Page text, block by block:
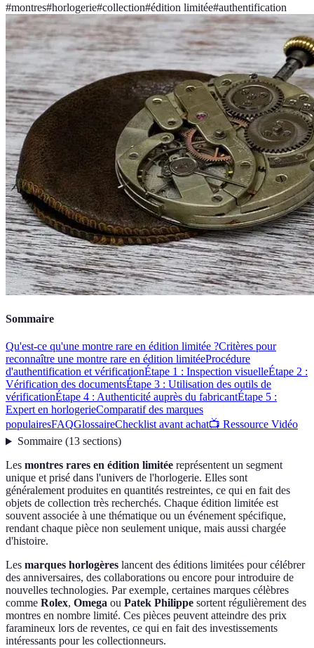
#montres#horlogerie#collection#édition limitée#authentification
Sommaire
Qu'est-ce qu'une montre rare en édition limitée ?Critères pour
reconnaître une montre rare en édition limitéeProcédure
d'authentification et vérificationÉtape 1 : Inspection visuelleÉtape 2 :
Vérification des documentsÉtape 3 : Utilisation des outils de
vérificationÉtape 4 : Authenticité auprès du fabricantÉtape 5 :
Expert en horlogerieComparatif des marques
populairesFAQGlossaireChecklist avant achat📺 Ressource Vidéo
Sommaire(13 sections)
Les montres rares en édition limitée représentent un segment
unique et prisé dans l'univers de l'horlogerie. Elles sont
généralement produites en quantités restreintes, ce qui en fait des
objets de collection très recherchés. Chaque édition limitée est
souvent associée à une thématique ou un événement spécifique,
rendant chaque pièce non seulement unique, mais aussi chargée
d'histoire.
Les marques horlogères lancent des éditions limitées pour célébrer
des anniversaires, des collaborations ou encore pour introduire de
nouvelles technologies. Par exemple, certaines marques célèbres
comme Rolex, Omega ou Patek Philippe sortent régulièrement des
montres en nombre limité. Ces pièces peuvent atteindre des prix
faramineux lors de reventes, ce qui en fait des investissements
intéressants pour les collectionneurs.